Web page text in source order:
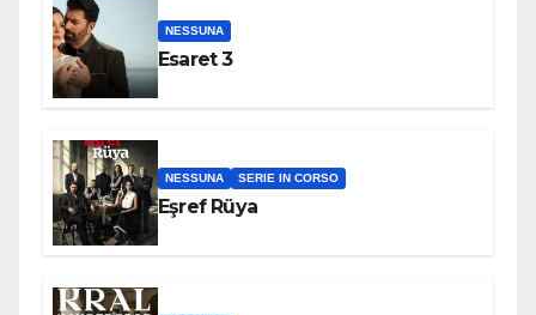
NESSUNA
Esaret 3
NESSUNA SERIE IN CORSO
Eşref Rüya